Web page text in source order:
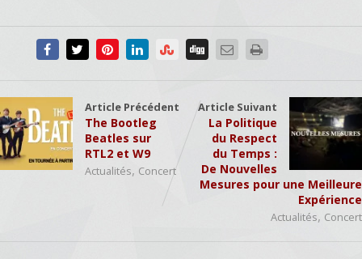
Article Précédent
The Bootleg
Beatles sur
RTL2 et W9
Actualités, Concert
Article Suivant
La Politique
du Respect
du Temps :
De Nouvelles
Mesures pour une Meilleure
Expérience
Actualités, Concert